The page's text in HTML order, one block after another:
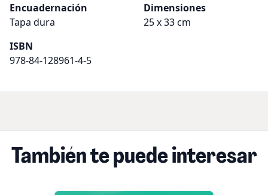
Encuadernación
Tapa dura
Dimensiones
25 x 33 cm
ISBN
978-84-128961-4-5
También te puede interesar